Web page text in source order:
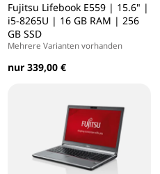
Fujitsu Lifebook E559 | 15.6" |
i5-8265U | 16 GB RAM | 256
GB SSD
Mehrere Varianten vorhanden
nur 339,00 €